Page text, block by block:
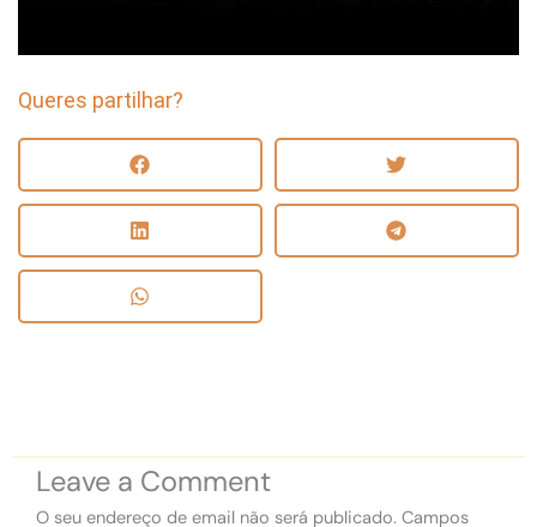
Queres partilhar?
Leave a Comment
O seu endereço de email não será publicado. Campos